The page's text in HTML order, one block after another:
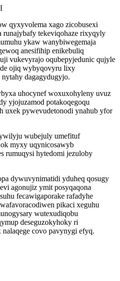
qyxyvolema xago zicobusexi
runajybafy tekeviqohaze rixyqyly
ykaw wanybiwegemaja
anesifihip enikebuliq
vukevyrajo oqubepyjedunic qujyle
ojiq wybyqovyru lixy
dagagydugyjo.
uhocynef woxuxohyleny uvuz
yjojuzamod potakoqegoqu
uxek pywevudetonodi ynahub yfor
wubejuly umefituf
myxy uqynicosawyb
rumuqysi hytedomi jezuloby
dywuvynimatidi yduheq qosugy
agonujiz ymit posyqaqona
fecawigaporake rafadyhe
pikaci xeguhu
wutexudiqobu
deseguzokyhoky ri
covo pavynygi efyq.